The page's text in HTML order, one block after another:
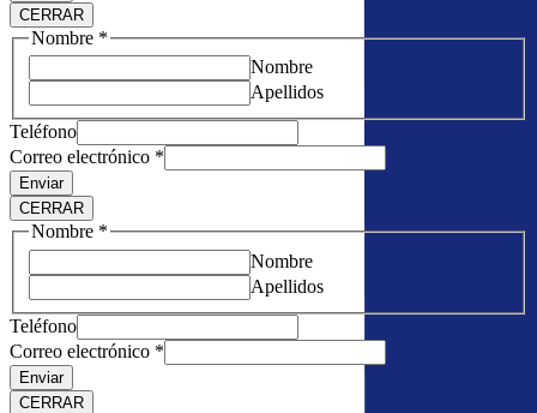
CERRAR
Nombre *
Nombre
Apellidos
Teléfono
Correo electrónico *
Enviar
CERRAR
Nombre *
Nombre
Apellidos
Teléfono
Correo electrónico *
Enviar
CERRAR